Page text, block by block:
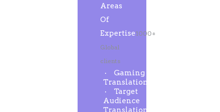
Areas
Of
Expertise1000+
Global
clients
Gaming
Translation
Target
Audience
Translation